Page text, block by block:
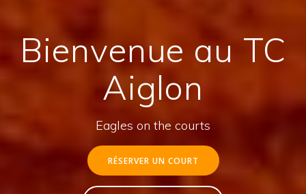
Bienvenue au TC
Aiglon
Eagles on the courts
RÉSERVER UN COURT